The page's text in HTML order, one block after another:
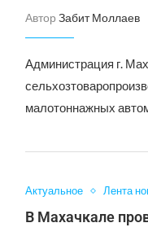
Автор Забит Моллаев
Администрация г.
малотоннажных
Актуальное Лента
В Махачкале